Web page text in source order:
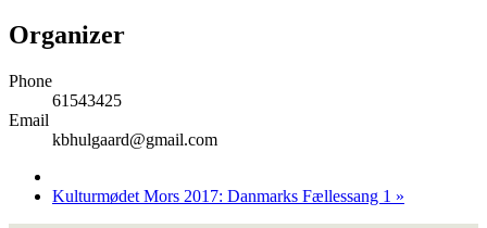
Organizer
Phone
61543425
Email
kbhulgaard@gmail.com
Kulturmødet Mors 2017: Danmarks Fællessang 1 »